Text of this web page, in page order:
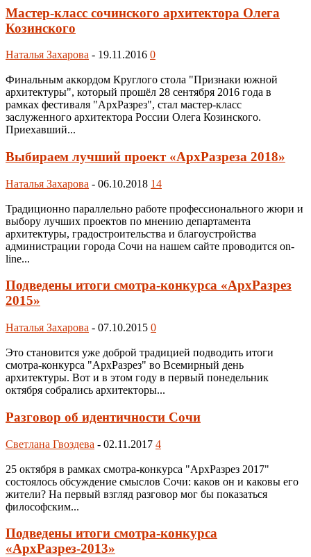
Мастер-класс сочинского архитектора Олега
Козинского
Наталья Захарова - 19.11.2016 0
Финальным аккордом Круглого стола "Признаки южной
архитектуры", который прошёл 28 сентября 2016 года в
рамках фестиваля "АрхРазрез", стал мастер-класс
заслуженного архитектора России Олега Козинского.
Приехавший...
Выбираем лучший проект «АрхРазреза 2018»
Наталья Захарова - 06.10.2018 14
Традиционно параллельно работе профессионального жюри и
выбору лучших проектов по мнению департамента
архитектуры, градостроительства и благоустройства
администрации города Сочи на нашем сайте проводится on-
line...
Подведены итоги смотра-конкурса «АрхРазрез
2015»
Наталья Захарова - 07.10.2015 0
Это становится уже доброй традицией подводить итоги
смотра-конкурса "АрхРазрез" во Всемирный день
архитектуры. Вот и в этом году в первый понедельник
октября собрались архитекторы...
Разговор об идентичности Сочи
Светлана Гвоздева - 02.11.2017 4
25 октября в рамках смотра-конкурса "АрхРазрез 2017"
состоялось обсуждение смыслов Сочи: каков он и каковы его
жители? На первый взгляд разговор мог бы показаться
философским...
Подведены итоги смотра-конкурса
«АрхРазрез-2013»